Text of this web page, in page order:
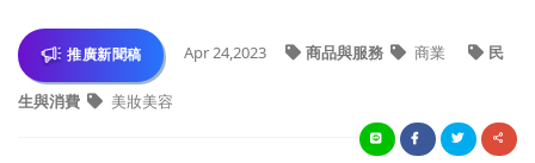
推廣新聞稿 Apr 24,2023 商品與服務 商業 民
生與消費 美妝美容